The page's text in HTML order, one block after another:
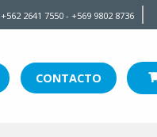
+562 2641 7550 - +569 9802 8736
CONTACTO